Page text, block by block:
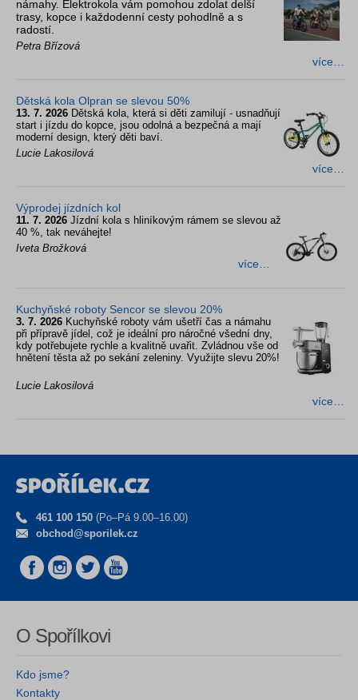
námahy. Elektrokola vám pomohou zdolat delší
trasy, kopce i každodenní cesty pohodlně a s
radostí.
Petra Břízová
více…
Dětská kola Olpran se slevou 50%
13. 7. 2026 Dětská kola, která si děti zamilují - usnadňují
start i jízdu do kopce, jsou odolná a bezpečná a mají
moderní design, který děti baví.
Lucie Lakosilová
více…
Výprodej jízdních kol
11. 7. 2026 Jízdní kola s hliníkovým rámem se slevou až
40 %, tak neváhejte!
Iveta Brožková
více…
Kuchyňské roboty Sencor se slevou 20%
3. 7. 2026 Kuchyňské roboty vám ušetří čas a námahu
při přípravě jídel, což je ideální pro náročné všední dny,
kdy potřebujete rychle a kvalitně uvařit. Zvládnou vše od
hnětení těsta až po sekání zeleniny. Využijte slevu 20%!
Lucie Lakosilová
více…
461 100 150 (Po–Pá 9.00–16.00)
obchod@sporilek.cz
O Spořílkovi
Kdo jsme?
Kontakty